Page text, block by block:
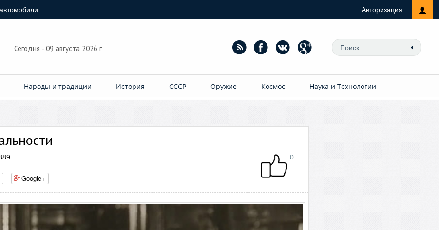
Авторизация
Сегодня - 09 августа 2026 г
Народы и традиции История СССР Оружие Космос Наука и Технологии
0
Google+